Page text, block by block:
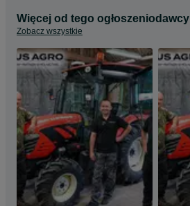
Więcej od tego ogłoszeniodawcy
Zobacz wszystkie